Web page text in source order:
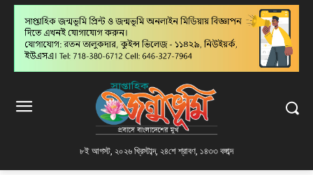
৮ই আগস্ট, ২০২৬ খ্রিস্টাব্দ, ২৪শে শ্রাবণ, ১৪৩৩ বঙ্গাব্দ